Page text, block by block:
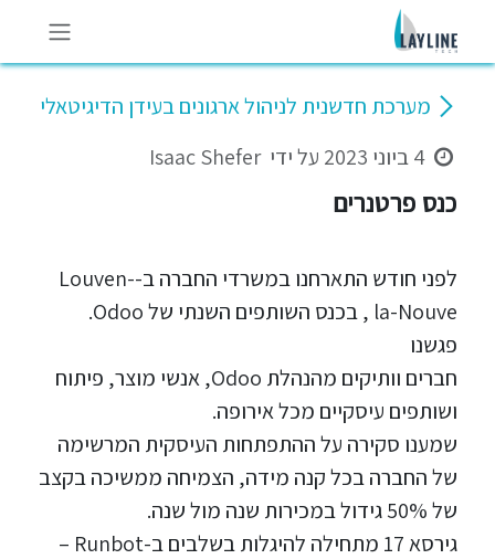
מערכת חדשנית לניהול ארגונים בעידן הדיגיטאלי
4 ביוני 2023
על ידי Isaac Shefer
כנס פרטנרים
לפני חודש התארחנו במשרדי החברה ב-Louven-
la-Nouve , בכנס השותפים השנתי של Odoo.
פגשנו
חברים וותיקים מהנהלת Odoo, אנשי מוצר, פיתוח
ושותפים עיסקיים מכל אירופה.
שמענו סקירה על ההתפתחות העיסקית המרשימה
של החברה בכל קנה מידה, הצמיחה ממשיכה בקצב
של 50% גידול במכירות שנה מול שנה.
גירסא 17 מתחילה להיגלות בשלבים ב-Runbot –